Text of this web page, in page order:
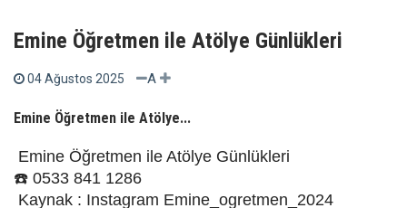
Emine Öğretmen ile Atölye Günlükleri
04 Ağustos 2025 A
Emine Öğretmen ile Atölye...
Emine Öğretmen ile Atölye Günlükleri
☎️ 0533 841 1286
Kaynak : Instagram Emine_ogretmen_2024